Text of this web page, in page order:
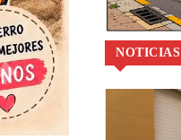
NOTICIAS